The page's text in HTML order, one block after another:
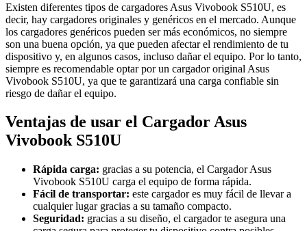
Existen diferentes tipos de cargadores Asus Vivobook S510U, es
decir, hay cargadores originales y genéricos en el mercado. Aunque
los cargadores genéricos pueden ser más económicos, no siempre
son una buena opción, ya que pueden afectar el rendimiento de tu
dispositivo y, en algunos casos, incluso dañar el equipo. Por lo tanto,
siempre es recomendable optar por un cargador original Asus
Vivobook S510U, ya que te garantizará una carga confiable sin
riesgo de dañar el equipo.
Ventajas de usar el Cargador Asus
Vivobook S510U
Rápida carga: gracias a su potencia, el Cargador Asus
Vivobook S510U carga el equipo de forma rápida.
Fácil de transportar: este cargador es muy fácil de llevar a
cualquier lugar gracias a su tamaño compacto.
Seguridad: gracias a su diseño, el cargador te asegura una